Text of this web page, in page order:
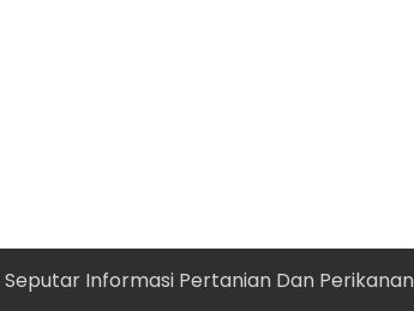
Seputar Informasi Pertanian Dan Perikanan